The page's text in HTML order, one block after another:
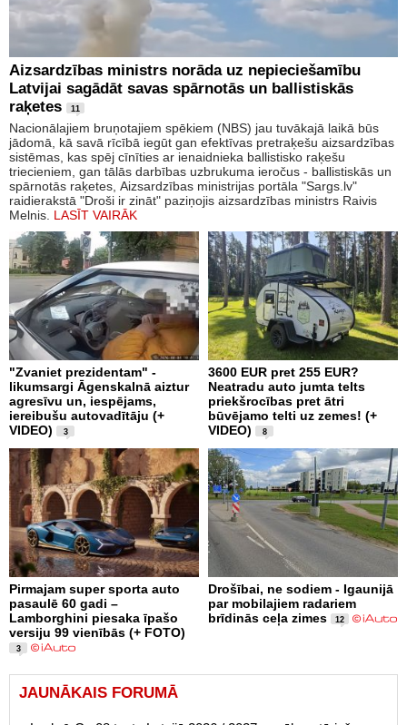
Aizsardzības ministrs norāda uz nepieciešamību
Latvijai sagādāt savas spārnotās un ballistiskās
raķetes
11
Nacionālajiem bruņotajiem spēkiem (NBS) jau tuvākajā laikā būs
jādomā, kā savā rīcībā iegūt gan efektīvas pretraķešu aizsardzības
sistēmas, kas spēj cīnīties ar ienaidnieka ballistisko raķešu
triecieniem, gan tālās darbības uzbrukuma ieročus - ballistiskās un
spārnotās raķetes, Aizsardzības ministrijas portāla "Sargs.lv"
raidierakstā "Droši ir zināt" paziņojis aizsardzības ministrs Raivis
Melnis. LASĪT VAIRĀK
"Zvaniet prezidentam" -
likumsargi Āgenskalnā aiztur
agresīvu un, iespējams,
iereibušu autovadītāju (+
VIDEO)
3
3600 EUR pret 255 EUR?
Neatradu auto jumta telts
priekšrocības pret ātri
būvējamo telti uz zemes! (+
VIDEO)
8
Pirmajam super sporta auto
pasaulē 60 gadi –
Lamborghini piesaka īpašo
versiju 99 vienībās (+ FOTO)
3
Drošībai, ne sodiem - Igaunijā
par mobilajiem radariem
brīdinās ceļa zimes
12
JAUNĀKAIS FORUMĀ